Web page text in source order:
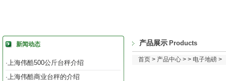
新闻动态
·上海伟酷500公斤台秤介绍
·上海伟酷商业台秤的介绍
产品展示 Products
首页 > 产品中心 > > 电子地磅 >